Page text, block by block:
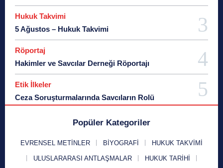
Hukuk Takvimi
5 Ağustos – Hukuk Takvimi
Röportaj
Hakimler ve Savcılar Derneği Röportajı
Etik İlkeler
Ceza Soruşturmalarında Savcıların Rolü
Popüler Kategoriler
EVRENSEL METINLER BIYOGRAFI HUKUK TAKVIMI
ULUSLARARASI ANTLAŞMALAR HUKUK TARIHI